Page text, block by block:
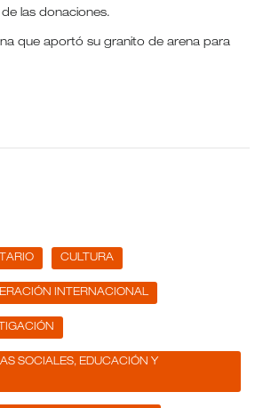
las donaciones.
que aportó su granito de arena para
CULTURA
INTERNACIONAL
SOCIALES, EDUCACIÓN Y